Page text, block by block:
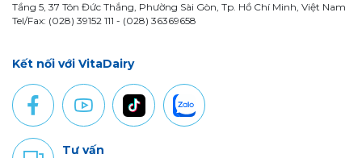
Tầng 5, 37 Tôn Đức Thắng, Phường Sài Gòn, Tp. Hồ Chí Minh, Việt Nam
Tel/Fax: (028) 39152 111 - (028) 36369658
Kết nối với VitaDairy
Tư vấn